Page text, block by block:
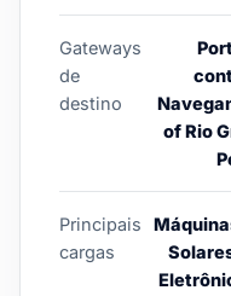
Gateways
de
destino
of Rio
Principais
cargas